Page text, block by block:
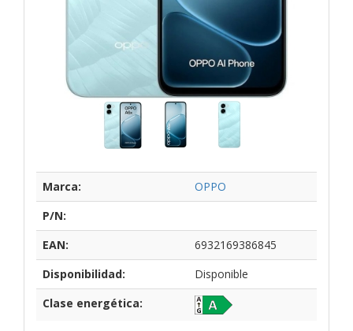
Marca:
OPPO
P/N:
EAN:
6932169386845
Disponibilidad:
Disponible
Clase energética: